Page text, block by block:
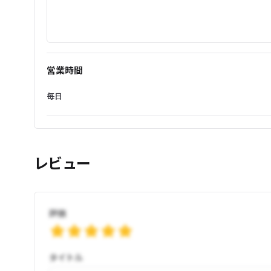
営業時間
毎日
レビュー
評価
タイトル